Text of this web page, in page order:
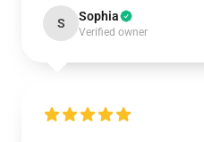
S Sophia
Verified owner